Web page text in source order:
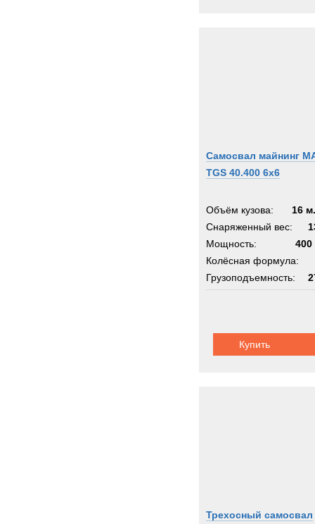
Самосвал майнинг
TGS 40.400 6x6
Объём кузова:
16
Снаряженный вес:
Мощность:
400
Колёсная формула:
Грузоподъемность:
Купить
Трехосный самосвал